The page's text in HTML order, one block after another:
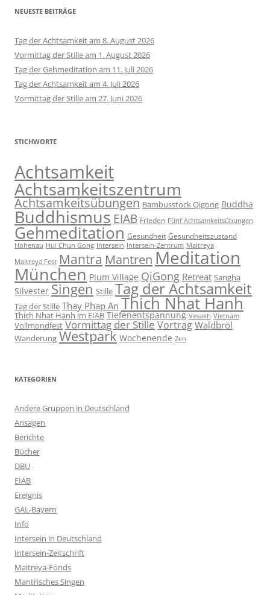
NEUESTE BEITRÄGE
Tag der Achtsamkeit am 8. August 2026
Vormittag der Stille am 1. August 2026
Tag der Gehmeditation am 11. Juli 2026
Tag der Achtsamkeit am 4. Juli 2026
Vormittag der Stille am 27. Juni 2026
STICHWORTE
Achtsamkeit
Achtsamkeitszentrum
Achtsamkeitsübungen Bambusstock Qigong Buddha
Buddhismus EIAB Frieden Fünf Achtsamkeitsübungen
Gehmeditation Gesundheit Gesundheitszustand
Hohenau Hui Chun Gong Intersein Intersein-Zentrum Maitreya
Maitreya Fest Mantra Mantren Meditation
München Plum Village QiGong Retreat Sangha
Silvester Singen Stille Tag der Achtsamkeit
Tag der Stille Thay Phap An Thich Nhat Hanh
Thich Nhat Hanh im EIAB Tiefenentspannung Vesakh Vietnam
Vollmondfest Vormittag der StilleVortragWaldbröl
Wanderung Westpark Wochenende Zen
KATEGORIEN
Andere Gruppen in Deutschland
Ansagen
Berichte
Bücher
DBU
EIAB
Ereignis
GAL-Bayern
Info
Intersein in Deutschland
Intersein-Zeitschrift
Maitreya-Fonds
Mantrisches Singen